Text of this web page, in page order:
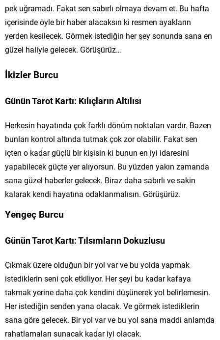
pek uğramadı. Fakat sen sabırlı olmaya devam et. Bu hafta
içerisinde öyle bir haber alacaksın ki resmen ayakların
yerden kesilecek. Görmek istediğin her şey sonunda sana en
güzel haliyle gelecek. Görüşürüz…
İkizler Burcu
Günün Tarot Kartı: Kılıçların Altılısı
Herkesin hayatında çok farklı dönüm noktaları vardır. Bazen
bunları kontrol altında tutmak çok zor olabilir. Fakat sen
içten o kadar güçlü bir kişisin ki bunun en iyi idaresini
yapabilecek güçte yer alıyorsun. Bu yüzden yakın zamanda
sana güzel haberler gelecek. Biraz daha sabırlı ve sakin
kalarak kendi hayatına odaklanmalısın. Görüşürüz.
Yengeç Burcu
Günün Tarot Kartı: Tılsımların Dokuzlusu
Çıkmak üzere olduğun bir yol var ve bu yolda yapmak
istediklerin seni çok etkiliyor. Her şeyi bu kadar kafaya
takmak yerine daha çok kendini düşünerek yol belirlemesin.
Her istediğin senden yana olacak. Ve görmek istediklerin
sana göre gelecek. Bir yol var ve bu yol sana maddi anlamda
rahatlamaları sunacak kadar iyi olacak.